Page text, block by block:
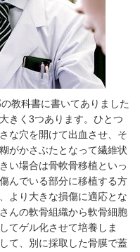
教科書に書いてありました
きく3つあります。ひとつ
な穴を開けて出血させ、そ
がかさぶたとなって繊維状
い場合は骨軟骨移植といっ
んでいる部分に移植する方
より大きな損傷に適応とな
んの軟骨組織から軟骨細胞
てゲル化させて培養しま
て、別に採取した骨膜で蓋